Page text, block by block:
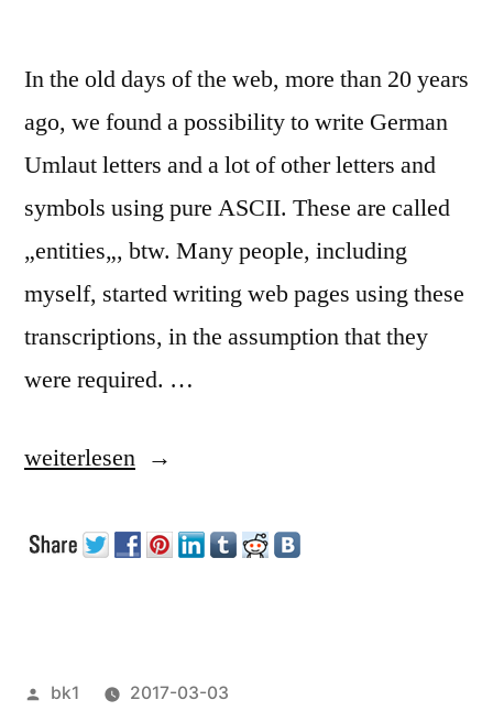
In the old days of the web, more than 20 years
ago, we found a possibility to write German
Umlaut letters and a lot of other letters and
symbols using pure ASCII. These are called
„entities„, btw. Many people, including
myself, started writing web pages using these
transcriptions, in the assumption that they
were required. …
„&auml;
…
weiterlesen
Veröffentlicht
bk1
2017-03-03